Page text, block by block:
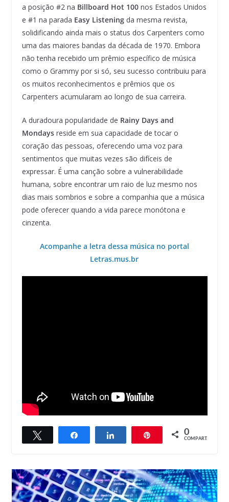
a posição #2 na Billboard Hot 100nos Estados Unidos
e #1 na parada Easy Listeningda mesma revista,
solidificando ainda mais o status dos Carpenters como
uma das maiores bandas da década de 1970. Embora
não tenha recebido um prêmio específico de música
como o Grammy por si só, seu sucesso contribuiu para
os muitos reconhecimentos e prêmios que os
Carpenters acumularam ao longo de sua carreira.
A duradoura popularidade de Rainy Days and
Mondaysreside em sua capacidade de tocar o
coração das pessoas, oferecendo uma voz para
sentimentos que muitas vezes são difíceis de
expressar. É uma canção sobre a vulnerabilidade
humana, sobre encontrar um raio de luz mesmo nos
dias mais sombrios e sobre a companhia que a música
pode oferecer quando a vida parece monótona e
cinzenta.
Acompanhe a letra dessa música no portal
Letras.mus.br
Compartilhar Compartilhar 0
COMPART.